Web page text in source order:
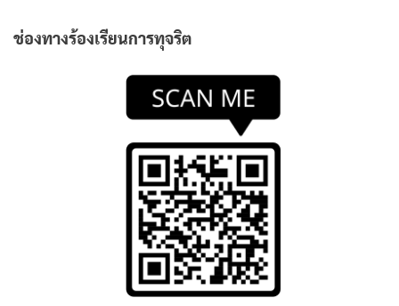
ช่องทางร้องเรียนการทุจริต